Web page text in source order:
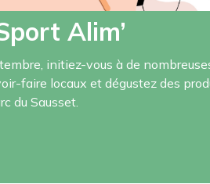
Alim’
initiez-vous à de
faire locaux et dégustez des
du Sausset.